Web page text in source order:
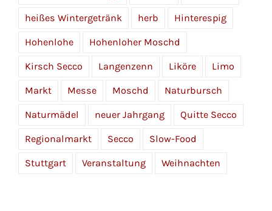
heißes Wintergetränk herb Hinterespig
Hohenlohe Hohenloher Moschd
Kirsch Secco Langenzenn Liköre Limo
Markt Messe Moschd Naturbursch
Naturmädel neuer Jahrgang Quitte Secco
Regionalmarkt Secco Slow-Food
Stuttgart Veranstaltung Weihnachten